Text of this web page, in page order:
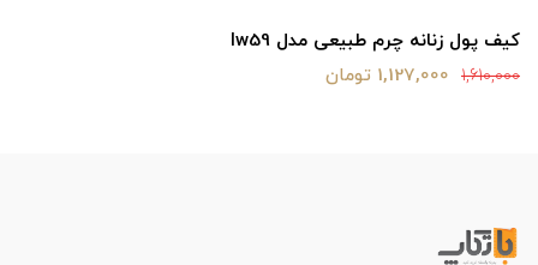
کیف پول زنانه چرم طبیعی مدل lw59
1,610,000 1,127,000 تومان